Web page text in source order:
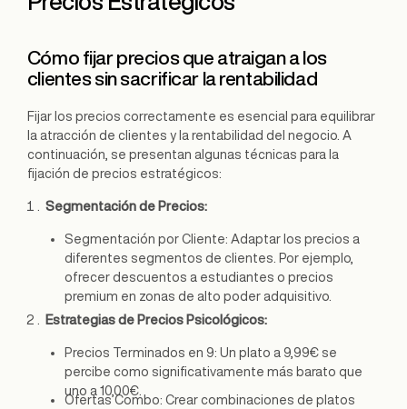
Cómo fijar precios que atraigan a los
clientes sin sacrificar la rentabilidad
Fijar los precios correctamente es esencial para equilibrar
la atracción de clientes y la rentabilidad del negocio. A
continuación, se presentan algunas técnicas para la
fijación de precios estratégicos:
Segmentación de Precios:
Segmentación por Cliente: Adaptar los precios a
diferentes segmentos de clientes. Por ejemplo,
ofrecer descuentos a estudiantes o precios
premium en zonas de alto poder adquisitivo.
Estrategias de Precios Psicológicos:
Precios Terminados en 9: Un plato a 9,99€ se
percibe como significativamente más barato que
uno a 10,00€.
Ofertas Combo: Crear combinaciones de platos